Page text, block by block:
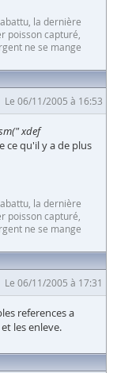
la dernière
poisson capturé,
ne se mange
Le 06/11/2005 à 16:53
xdef
ce qu'il y a de plus
la dernière
poisson capturé,
ne se mange
Le 06/11/2005 à 17:31
references a
les enleve.